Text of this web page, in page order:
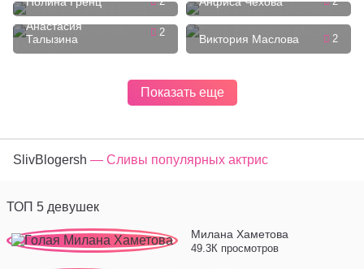
Анастасия
Талызина
2
Виктория Маслова 2
Показать еще
SlivBlogersh — Сливы популярных актрис
ТОП 5 девушек
Милана Хаметова
49.3К просмотров